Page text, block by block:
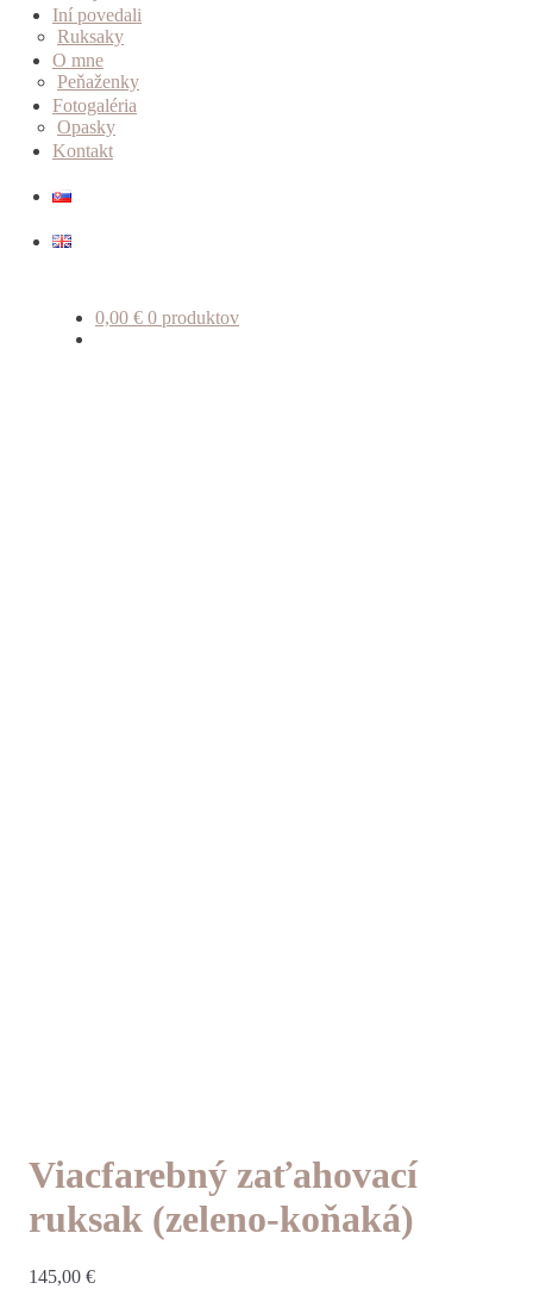
Ruksaky
Peňaženky
Opasky
Iní povedali
O mne
Fotogaléria
Kontakt
0,00 € 0 produktov
Viacfarebný zaťahovací
ruksak (zeleno-koňaká)
145,00 €